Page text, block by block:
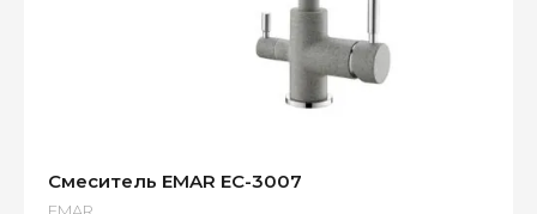
Смеситель EMAR EC-3007